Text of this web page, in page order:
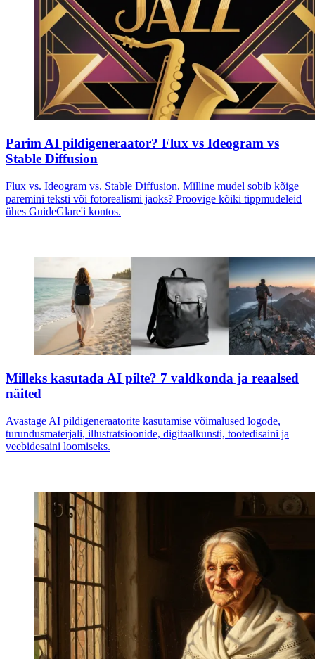
Parim AI pildigeneraator? Flux vs Ideogram vs
Stable Diffusion
Flux vs. Ideogram vs. Stable Diffusion. Milline mudel sobib kõige
paremini teksti või fotorealismi jaoks? Proovige kõiki tippmudeleid
ühes GuideGlare'i kontos.
Milleks kasutada AI pilte? 7 valdkonda ja reaalsed
näited
Avastage AI pildigeneraatorite kasutamise võimalused logode,
turundusmaterjali, illustratsioonide, digitaalkunsti, tootedisaini ja
veebidesaini loomiseks.